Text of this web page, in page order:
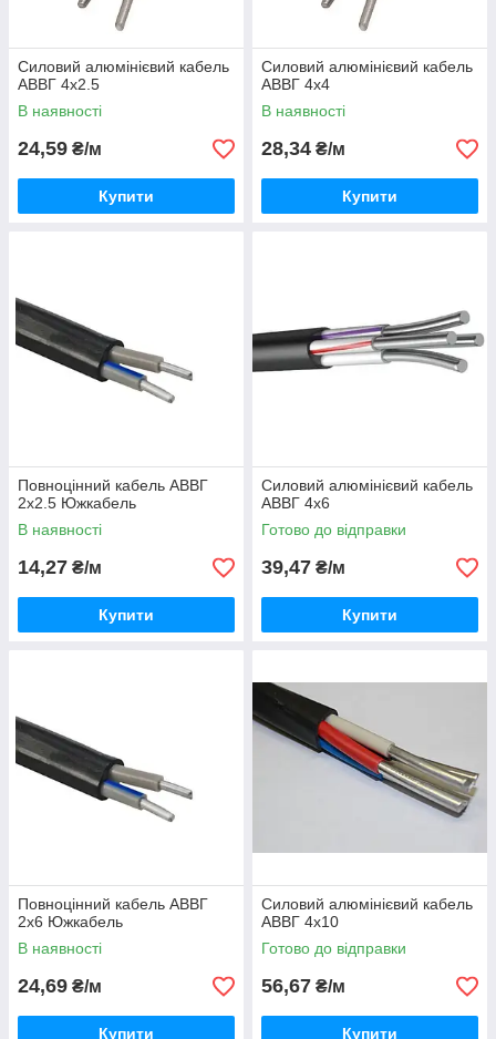
Силовий алюмінієвий кабель
АВВГ 4х2.5
В наявності
24,59 ₴/м
Купити
Силовий алюмінієвий кабель
АВВГ 4х4
В наявності
28,34 ₴/м
Купити
Повноцінний кабель АВВГ
2х2.5 Южкабель
В наявності
14,27 ₴/м
Купити
Силовий алюмінієвий кабель
АВВГ 4х6
Готово до відправки
39,47 ₴/м
Купити
Повноцінний кабель АВВГ
2х6 Южкабель
В наявності
24,69 ₴/м
Купити
Силовий алюмінієвий кабель
АВВГ 4х10
Готово до відправки
56,67 ₴/м
Купити